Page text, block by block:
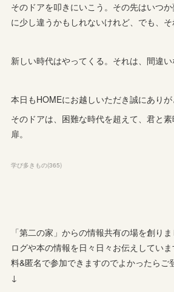
そのドアを叩きにいこう。その先はいつ
に少し違うかもしれないけれど、でも、そ
新しい時代はやってくる。それは、間違い
本日もHOMEにお越しいただき誠にありが
そのドアは、困難な時代を超えて、君と
扉。
学び多きもの(365)
「第二の家」からの情報共有の場を創り
ログや本の情報を日々日々お伝えしてい
料&匿名で参加できますのでよかったらご
↓